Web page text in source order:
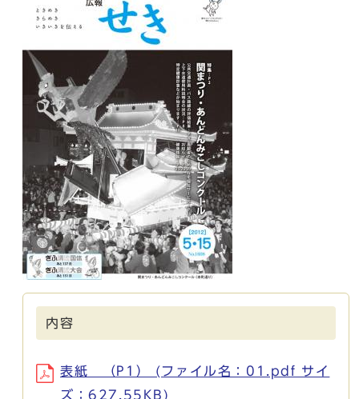
内容
表紙 （P1） (ファイル名：01.pdf サイ
ズ：627.55KB)